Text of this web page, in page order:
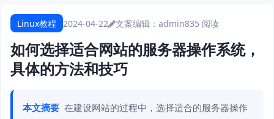
Linux教程 2024-04-22 文案编辑：admin835 阅读
如何选择适合网站的服务器操作系统，
具体的方法和技巧
本文摘要 在建设网站的过程中，选择适合的服务器操作